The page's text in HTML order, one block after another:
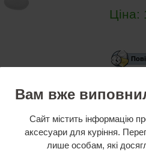
Ціна:
Колір:білий
Вам вже
Сайт містить інформацію
аксесуари для куріння.
лише особам, які